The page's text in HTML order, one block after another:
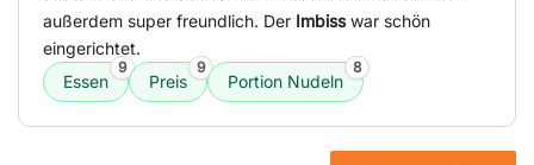
außerdem super freundlich. Der Imbisswar schön
eingerichtet.
Essen
9
Preis
9
Portion Nudeln
8